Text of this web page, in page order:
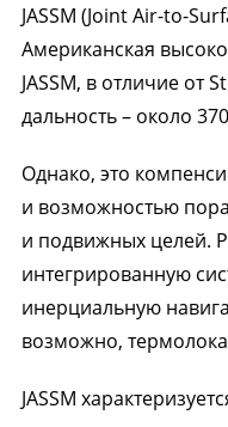
JASSM (Joint Air-to-
Американская
JASSM, в отличие
дальность – около
Однако, это
и возможностью
и подвижных целей.
интегрированную
инерциальную
возможно,
JASSM